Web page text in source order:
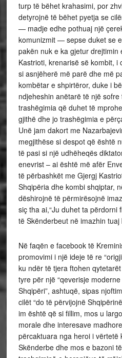
turp të bëhet krahasimi, por
detyrojnë të bëhet pyetja se
— madje edhe pothuaj një
komunizmit — sepse duket se
pakën nuk e ka gjetur drejtimin
Kastrioti, krenarisë së kombit, i
si asnjëherë më parë dhe më
kombëtar e shpirtëror, duke i
ndjeheshin anëtarë të një
trashëgimia që duhet të
gjithë dhe jo trashëgimia e
Unë jam dakort me
megjithëse si despot që është
të pasi si një udhëheqës
enevrist – ai është më afër
të përbashkët me Gjergj
Shqipëria dhe kombi shqiptar,
dëshirojnë të përmirësojnë
siç tha ai,“Ju duhet ta përdorni
të Skënderbeut në imazhin tuaj
Në faqën e facebook të
promovimi i një ideje të re
ku ndër të tjera ftohen
tyre për një “qeverisje
Shqipëri”, ashtuqë, sipas
cilët “do të përvijojnë
im është që si fillim, mos u
morale dhe interesave
përcaktuara nga heroi i vërtetë
Skënderbe dhe mos e bazoni